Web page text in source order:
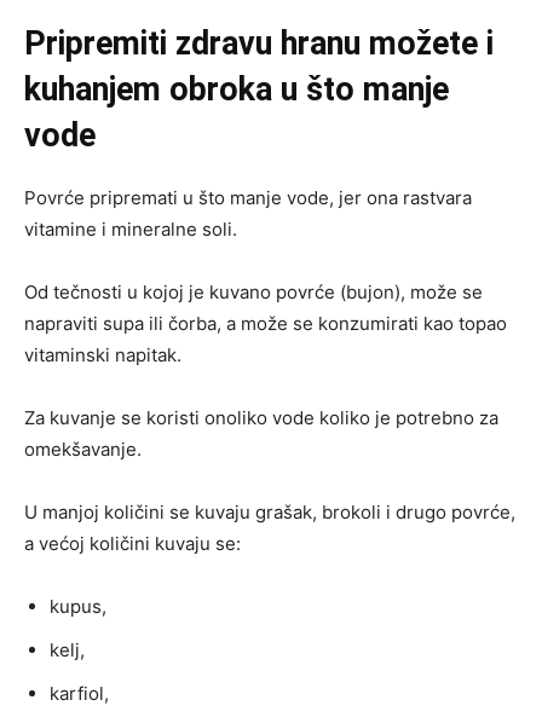
Pripremiti zdravu hranu možete i
kuhanjem obroka u što manje
vode
Povrće pripremati u što manje vode, jer ona rastvara
vitamine i mineralne soli.
Od tečnosti u kojoj je kuvano povrće (bujon), može se
napraviti supa ili čorba, a može se konzumirati kao topao
vitaminski napitak.
Za kuvanje se koristi onoliko vode koliko je potrebno za
omekšavanje.
U manjoj količini se kuvaju grašak, brokoli i drugo povrće,
a većoj količini kuvaju se:
kupus,
kelj,
karfiol,